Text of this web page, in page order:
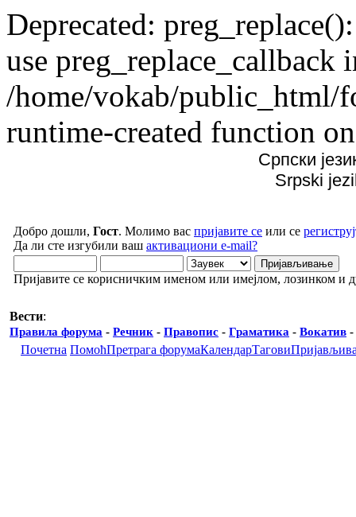
Deprecated:
use preg_replace_callback
/home/vokab/public_html/
runtime-created function
Српски
Srpski
Добро дошли, Гост. Молимо вас пријавите се или се
Да ли сте изгубили ваш активациони e-mail?
Пријавите се корисничким именом или имејлом, лозинком и
Вести:
Правила форума - Речник - Правопис - Граматика - Вокатив -
Почетна ПомоћПретрага форумаКалендарТагови